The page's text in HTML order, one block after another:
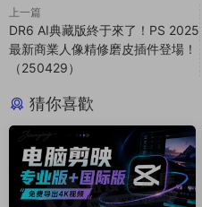
上一篇
DR6 AI典藏版終于來了！PS 2025
最新商業人像精修磨皮插件登場！
（250429）
猜你喜歡